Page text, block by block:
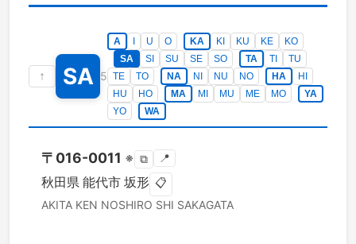
↑ SA 5
A U O KA KI KU KE
KO
SA
SI SU SE SO TA TI
TU
TE
TO NA NI NU NO HA
HI
HU
HO MA MI MU ME MO
YA
YO
WA
〒 016-0011 ※ ⧉ 📍
秋田県 能代市 坂形 📋
AKITA KEN NOSHIRO SHI SAKAGATA